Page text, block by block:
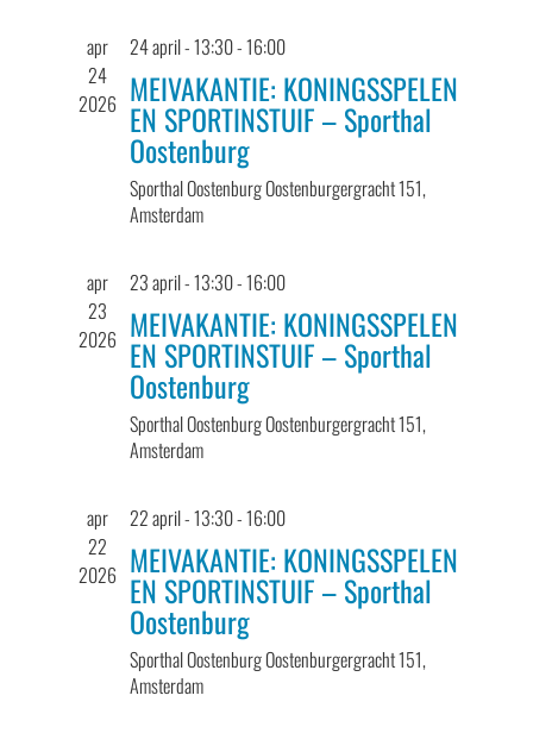
apr
24
2026
24 april - 13:30-16:00
MEIVAKANTIE: KONINGSSPELEN
EN SPORTINSTUIF – Sporthal
Oostenburg
Sporthal OostenburgOostenburgergracht 151,
Amsterdam
apr
23
2026
23 april - 13:30-16:00
MEIVAKANTIE: KONINGSSPELEN
EN SPORTINSTUIF – Sporthal
Oostenburg
Sporthal OostenburgOostenburgergracht 151,
Amsterdam
apr
22
2026
22 april - 13:30-16:00
MEIVAKANTIE: KONINGSSPELEN
EN SPORTINSTUIF – Sporthal
Oostenburg
Sporthal OostenburgOostenburgergracht 151,
Amsterdam